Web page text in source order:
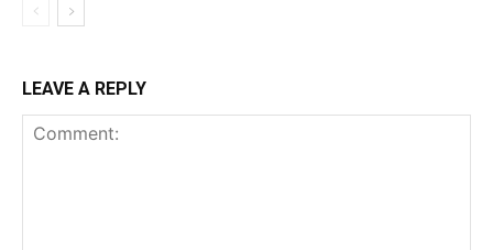
LEAVE A REPLY